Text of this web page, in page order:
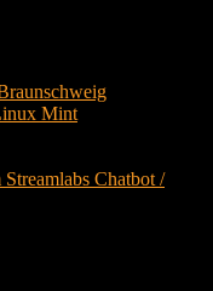
Mint
Chatbot /